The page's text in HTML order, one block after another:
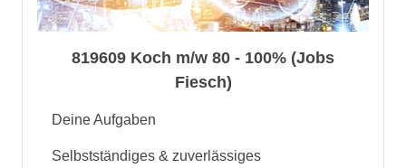
819609 Koch m/w 80 - 100% (Jobs
Fiesch)
Deine Aufgaben
Selbstständiges & zuverlässiges